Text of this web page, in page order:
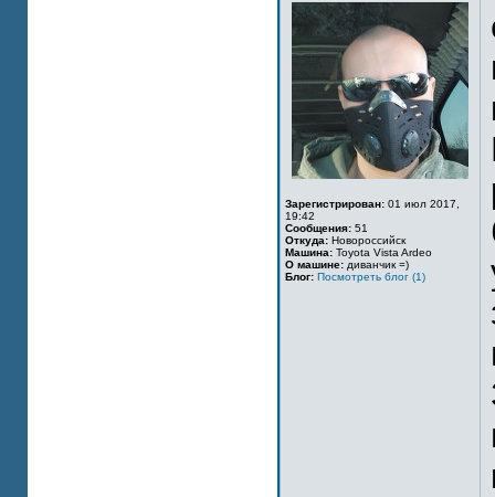
Зарегистрирован: 01 июл 2017,
19:42
Сообщения: 51
Откуда: Новороссийск
Машина: Toyota Vista Ardeo
О машине: диванчик =)
Блог: Посмотреть блог (1)